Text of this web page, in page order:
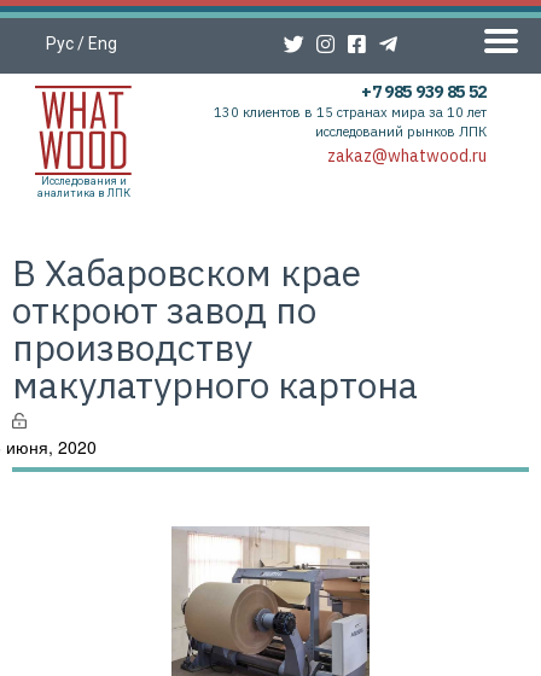
Рус/ Eng
Исследования и
аналитика в ЛПК
+7 985 939 85 52
130 клиентов в 15 странах мира за 10 лет
исследований рынков ЛПК
zakaz@whatwood.ru
В Хабаровском крае
откроют завод по
производству
макулатурного картона
июня, 2020